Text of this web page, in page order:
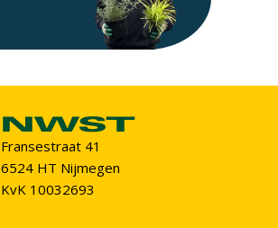
Fransestraat 41
6524 HT Nijmegen
KvK 10032693